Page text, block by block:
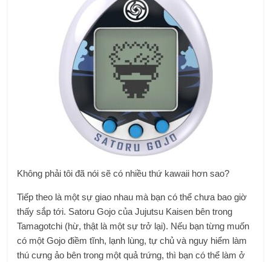
Không phải tôi đã nói sẽ có nhiều thứ kawaii hơn sao?
Tiếp theo là một sự giao nhau mà bạn có thể chưa bao giờ
thấy sắp tới. Satoru Gojo của Jujutsu Kaisen bên trong
Tamagotchi (hừ, thật là một sự trở lại). Nếu bạn từng muốn
có một Gojo điềm tĩnh, lạnh lùng, tự chủ và nguy hiểm làm
thú cưng ảo bên trong một quả trứng, thì bạn có thể làm ở